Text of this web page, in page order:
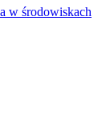
w środowiskach